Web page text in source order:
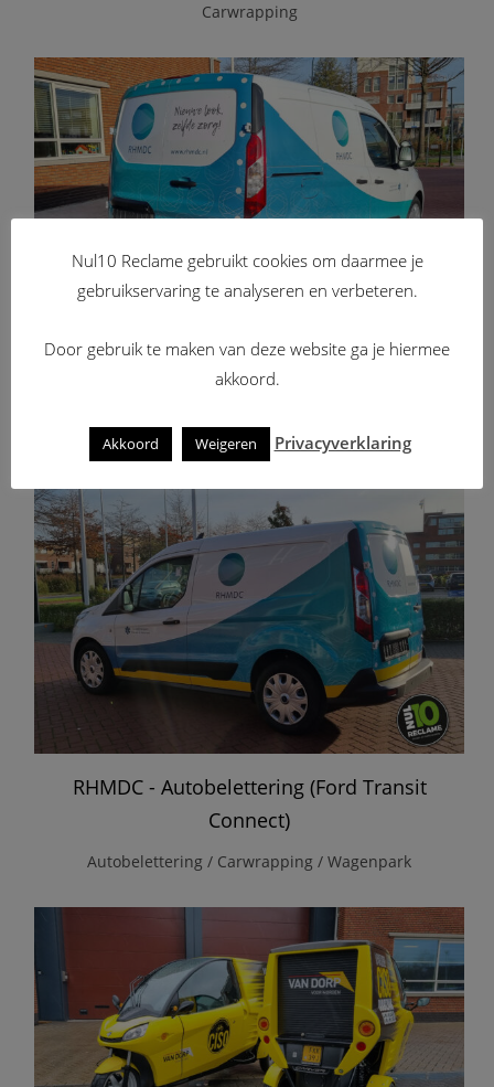
Carwrapping
RHMDC - Autobelettering (Ford Transit
Autobelettering / Carwrapping / Wagenpark
RHMDC - Autobelettering (Ford Transit
Connect)
Autobelettering / Carwrapping / Wagenpark
Nul10 Reclame gebruikt cookies om daarmee je
gebruikservaring te analyseren en verbeteren.
Door gebruik te maken van deze website ga je hiermee
akkoord.
Akkoord Weigeren Privacyverklaring